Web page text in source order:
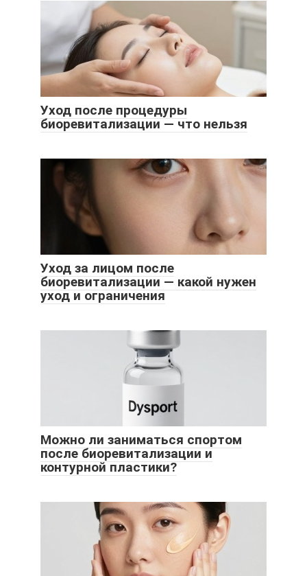
Уход после процедуры
биоревитализации — что нельзя
Уход за лицом после
биоревитализации — какой нужен
уход и ограничения
Можно ли заниматься спортом
после биоревитализации и
контурной пластики?